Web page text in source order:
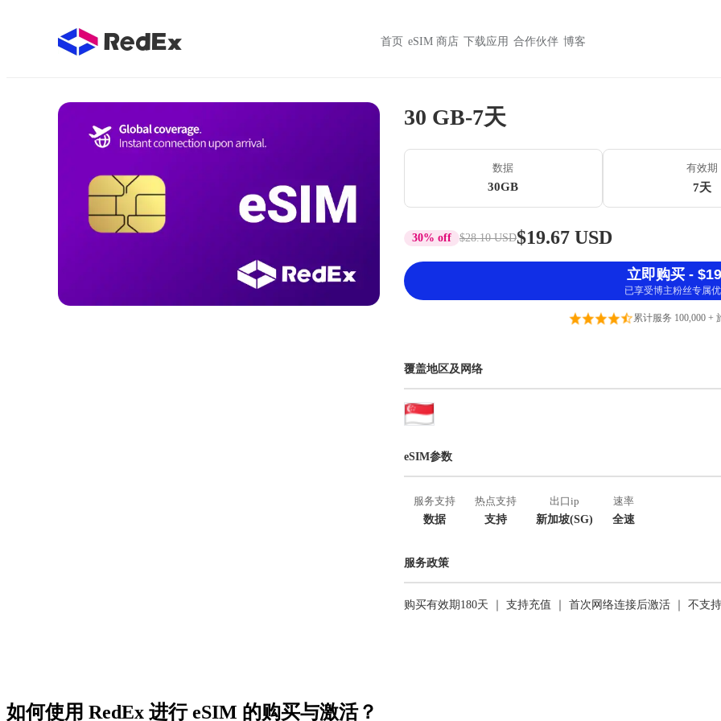
首页 eSIM 商店 下载应用 合作伙伴 博客
30 GB-7天
数据
30GB
有效期
7天
30% off $28.10 USD$19.67 USD
立即购买 -
已享受博主粉丝专属
累计服务 100,000 +
覆盖地区及网络
eSIM参数
服务支持
数据
热点支持
支持
出口ip
新加坡(SG)
速率
全速
服务政策
购买有效期180天 ｜ 支持充值 ｜ 首次网络连接后激活 ｜ 不支
如何使用 RedEx 进行 eSIM 的购买与激活？